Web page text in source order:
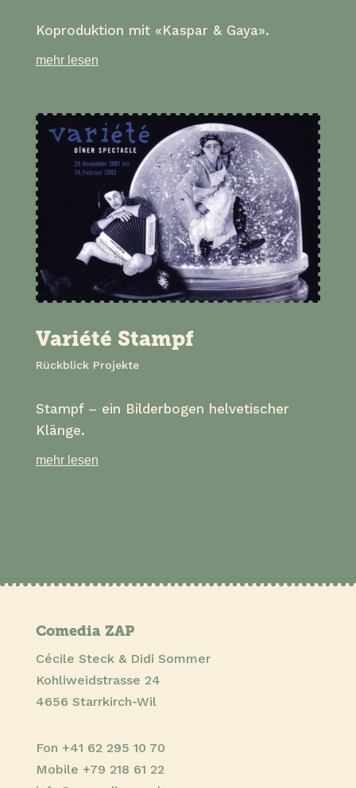
Koproduktion mit «Kaspar & Gaya».
mehr lesen
Variété Stampf
Rückblick Projekte
Stampf – ein Bilderbogen helvetischer
Klänge.
mehr lesen
Comedia ZAP
Cécile Steck & Didi Sommer
Kohliweidstrasse 24
4656 Starrkirch-Wil
Fon +41 62 295 10 70
Mobile +79 218 61 22